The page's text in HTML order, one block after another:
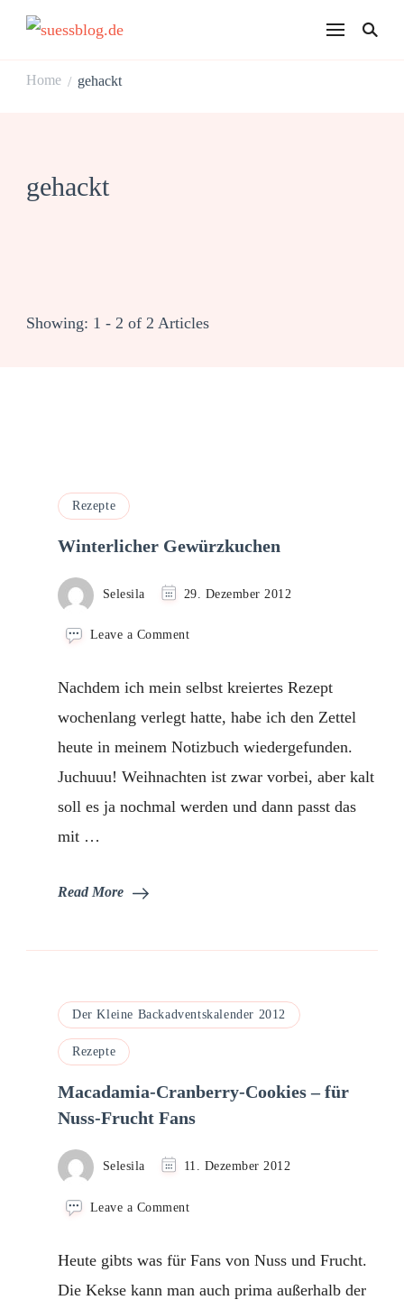
Home / gehackt
gehackt
Showing: 1 - 2 of 2 Articles
Rezepte
Winterlicher Gewürzkuchen
Selesila 29. Dezember 2012
Leave a Commenton
Nachdem ich mein selbst kreiertes Rezept
wochenlang verlegt hatte, habe ich den Zettel
heute in meinem Notizbuch wiedergefunden.
Juchuuu! Weihnachten ist zwar vorbei, aber kalt
soll es ja nochmal werden und dann passt das
mit …
Read More
Der Kleine Backadventskalender 2012
Rezepte
Macadamia-Cranberry-Cookies – für
Nuss-Frucht Fans
Selesila 11. Dezember 2012
Leave a Commenton
Cookies
für
Heute gibts was für Fans von Nuss und Frucht.
Die Kekse kann man auch prima außerhalb der